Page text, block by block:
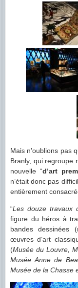
Mais n’oublions pas
Branly, qui regroupe
nouvelle “d’art
n’était donc pas
entièrement
“Les douze travaux
figure du héros à
bandes dessinées
œuvres d’art
(Musée du Louvre,
Musée Anne de
Musée de la Chasse